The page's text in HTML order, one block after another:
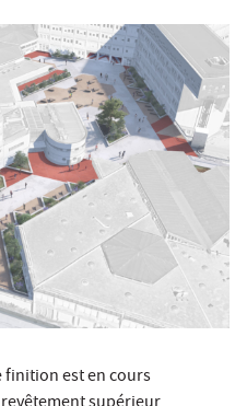
finition est en cours